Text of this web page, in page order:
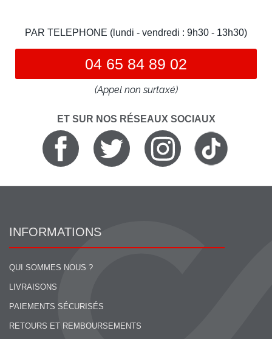
PAR TELEPHONE (lundi - vendredi : 9h30 - 13h30)
04 65 84 89 02
(Appel non surtaxé)
ET SUR NOS RÉSEAUX SOCIAUX
INFORMATIONS
QUI SOMMES NOUS ?
LIVRAISONS
PAIEMENTS SÉCURISÉS
RETOURS ET REMBOURSEMENTS